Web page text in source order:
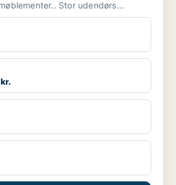
Stor udendørs